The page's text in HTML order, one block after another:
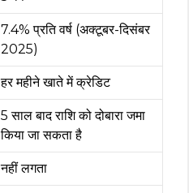
7.4% प्रति वर्ष (अक्टूबर-दिसंबर
2025)
हर महीने खाते में क्रेडिट
5 साल बाद राशि को दोबारा जमा
किया जा सकता है
नहीं लगता